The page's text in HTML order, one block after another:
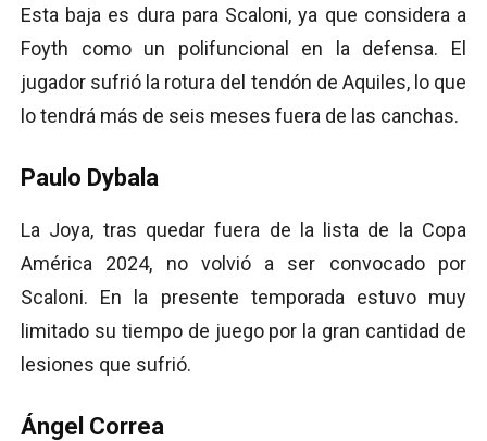
Esta baja es dura para Scaloni, ya que considera a
Foyth como un polifuncional en la defensa. El
jugador sufrió la rotura del tendón de Aquiles, lo que
lo tendrá más de seis meses fuera de las canchas.
Paulo Dybala
La Joya, tras quedar fuera de la lista de la Copa
América 2024, no volvió a ser convocado por
Scaloni. En la presente temporada estuvo muy
limitado su tiempo de juego por la gran cantidad de
lesiones que sufrió.
Ángel Correa